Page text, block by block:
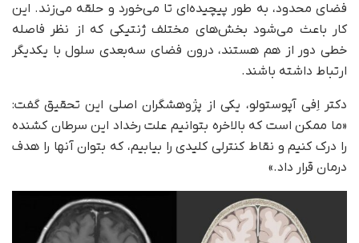
فضای محدود، به‌ طور پیچیده‌ای تا می‌خورد و حلقه می‌زند. این
کار باعث می‌شود بخش‌های مختلف ژنتیکی که از نظر فاصله
خطی دور از هم هستند، درون فضای سه‌بعدی سلول با یکدیگر
ارتباط داشته باشند.
دکتر اِفی آپوستولو، یکی از پژوهشگران اصلی این تحقیق گفت:
«ما ممکن است که بالاخره بتوانیم علت رخداد این سرطان کشنده
را درک کنیم و نقاط کنترلی کلیدی را بیابیم، که بتوان آنها را هدف
درمان قرار داد.»